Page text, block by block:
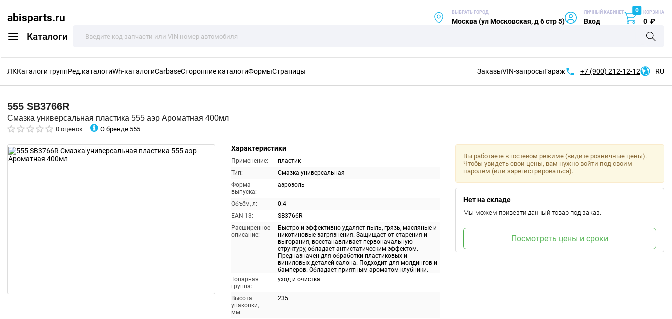
abisparts.ru
Каталоги
ВЫБРАТЬ ГОРОД
Москва (ул Московская, д 6 стр 5)
ЛИЧНЫЙ КАБИНЕТ
Вход
0 КОРЗИНА
0 ₽
ЛККаталоги группРед.каталогиWh-каталогиCarbaseСторонние каталогиФормыСтраницы ЗаказыVIN-запросыГараж +7 (900) 212-12-12 RU
555 SB3766R
Смазка универсальная пластика 555 аэр Ароматная 400мл
0 оценок О бренде 555
Характеристики
Применение:
пластик
Тип:
Смазка универсальная
Форма
выпуска:
аэрозоль
Объём, л:
0.4
EAN-13:
SB3766R
Расширенное
описание:
Быстро и эффективно удаляет пыль, грязь, масляные и
никотиновые загрязнения. Защищает от старения и
выгорания, восстанавливает первоначальную
структуру, обладает антистатическим эффектом.
Предназначен для обработки пластиковых и
виниловых деталей салона. Подходит для молдингов и
бамперов. Обладает приятным ароматом клубники.
Товарная
группа:
уход и очистка
Высота
упаковки,
мм:
235
Вы работаете в гостевом режиме (видите розничные цены).
Чтобы увидеть свои цены, вам нужно войти под своим
паролем (или зарегистрироваться).
Нет на складе
Мы можем привезти данный товар под заказ.
Посмотреть цены и сроки